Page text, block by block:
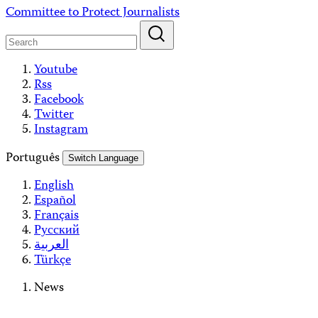
Skip
content
Committee to Protect Journalists
Youtube
Rss
Facebook
Twitter
Instagram
Português
Switch Language
English
Español
Français
Русский
العربية
Türkçe
News